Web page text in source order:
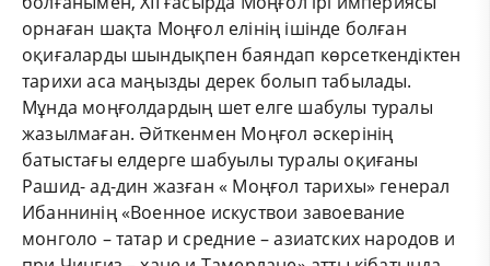
орнаған шақта Моңғол елінің ішінде болған
оқиғаларды шындықпен баяндап көрсеткендіктен
тарихи аса маңызды дерек болып табылады.
Мұнда моңғолдардың шет елге шабулы туралы
жазылмаған. Әйткенмен Моңғол әскерінің
батыстағы елдерге шабуылы туралы оқиғаны
Рашид- ад-дин жазған « Моңғол тарихы» генерал
Ибаннинің «Военное искуствои завоевание
монголо – татар и средние – азиатских народов и